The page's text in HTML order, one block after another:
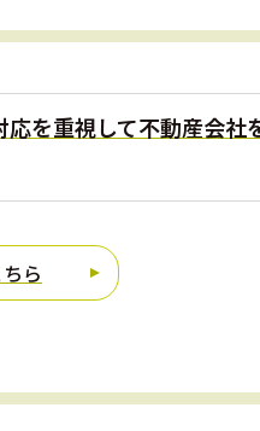
を重視して不動産会社
ら